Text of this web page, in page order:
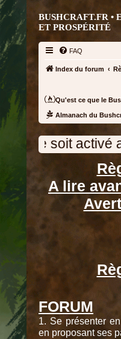
BUSHCRAFT.FR •
ET PROSPÉRITÉ
FAQ
Index du forum
Qu'est ce que le
Almanach du
adressez
A lire
FORUM
1. Se présenter
en proposant ses